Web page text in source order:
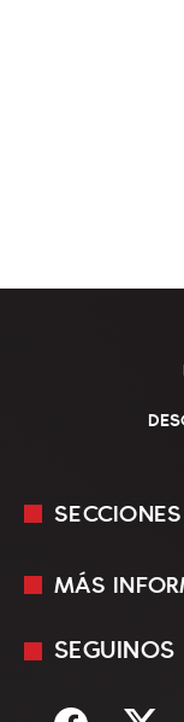
SECCIONES
En Vivo
MÁS
Mediakit
Términos y
SEGUINOS